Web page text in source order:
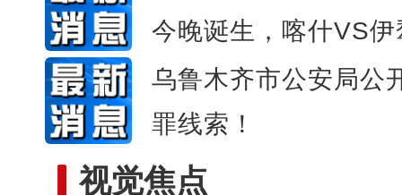
今晚诞生，喀什VS
乌鲁木齐市公安局公
罪线索！
视觉焦点